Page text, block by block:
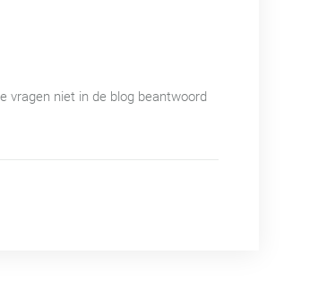
vragen niet in de blog beantwoord